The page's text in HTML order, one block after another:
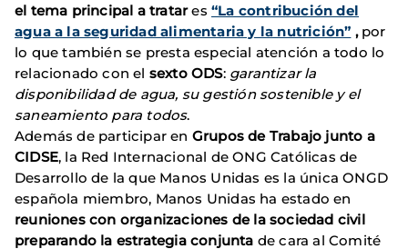
el tema principal a tratares “La contribución del
agua a la seguridad alimentaria y la nutrición” , por
lo que también se presta especial atención a todo lo
relacionado con el sexto ODS: garantizar la
disponibilidad de agua, su gestión sostenible y el
saneamiento para todos.
Además de participar en Grupos de Trabajo junto a
CIDSE, la Red Internacional de ONG Católicas de
Desarrollo de la que Manos Unidas es la única ONGD
española miembro, Manos Unidas ha estado en
reuniones con organizaciones de la sociedad civil
preparando la estrategia conjunta de cara al Comité